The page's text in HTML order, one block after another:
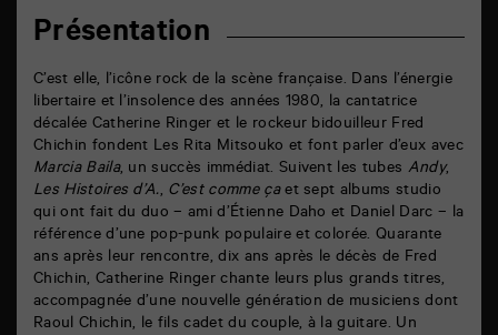
Présentation
C’est elle, l’icône rock de la scène française. Dans l’énergie
libertaire et l’insolence des années 1980, la cantatrice
décalée Catherine Ringer et le rockeur bidouilleur Fred
Chichin fondent Les Rita Mitsouko et font parler d’eux avec
Marcia Baila, un succès immédiat. Suivent les tubes Andy,
Les Histoires d’A., C’est comme çaet sept albums studio
qui ont fait du duo – ami d’Étienne Daho et Daniel Darc – la
référence d’une pop-punk populaire et colorée. Quarante
ans après leur rencontre, dix ans après le décès de Fred
Chichin, Catherine Ringer chante leurs plus grands titres,
accompagnée d’une nouvelle génération de musiciens dont
Raoul Chichin, le fils cadet du couple, à la guitare. Un